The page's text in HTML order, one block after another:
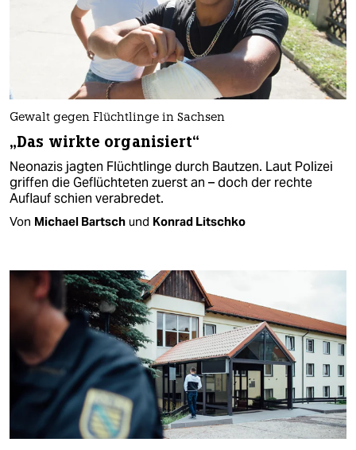
Gewalt gegen Flüchtlinge in Sachsen
„Das wirkte organisiert“
Neonazis jagten Flüchtlinge durch Bautzen. Laut Polizei
griffen die Geflüchteten zuerst an – doch der rechte
Auflauf schien verabredet.
Von Michael Bartsch und Konrad Litschko